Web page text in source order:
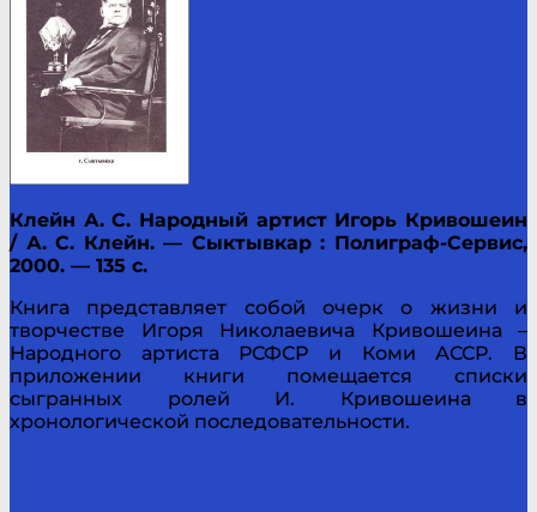
Клейн А. С. Народный артист Игорь Кривошеин
/ А. С. Клейн. — Сыктывкар : Полиграф-Сервис,
2000. — 135 с.
Книга представляет собой очерк о жизни и
творчестве Игоря Николаевича Кривошеина –
Народного артиста РСФСР и Коми АССР. В
приложении книги помещается списки
сыгранных ролей И. Кривошеина в
хронологической последовательности.